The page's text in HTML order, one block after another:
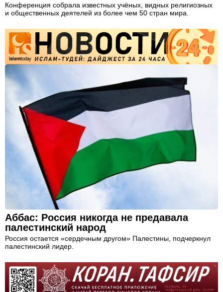
Конференция собрала известных учёных, видных религиозных
и общественных деятелей из более чем 50 стран мира.
Аббас: Россия никогда не предавала
палестинский народ
Россия остается «сердечным другом» Палестины, подчеркнул
палестинский лидер.